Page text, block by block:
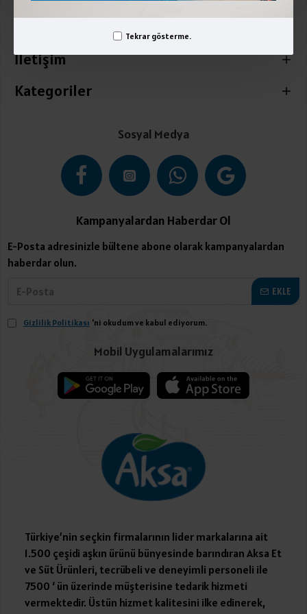
Tekrar gösterme.
Üyelik İşlemleri
İletişim
Kategoriler
Sosyal Medya
Kampanyalardan Haberdar Ol
E-Posta adresinizle bültene abone olarak kampanyalardan
haberdar olun.
EKLE
Gizlilik Politikası 'ni okudum ve kabul ediyorum.
Mobil Uygulamalarımız
Türkiye’nin seçkin firmalarının lider markalarına ait
1.500 çeşidi aşkın ürünü bünyesinde barındıran Aksa Et
ve Süt Ürünleri, tecrübeli ve deneyimli personeli ile
7500 ‘ ün üzerinde müşterisine tedarik hizmeti
vermektedir. Üstün hizmet kalitesini ilke edinerek,